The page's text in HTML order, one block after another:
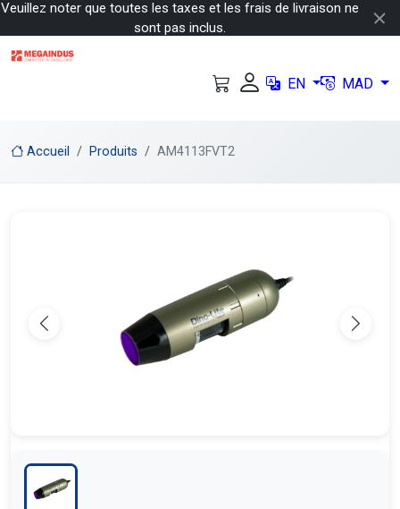
Veuillez noter que toutes les taxes et les frais de livraison ne
sont pas inclus.
EN MAD
Accueil Produits AM4113FVT2